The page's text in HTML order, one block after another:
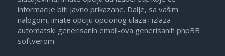
informacije biti javno prikazane. Dalje, sa vašim
nalogom, imate opciju opcionog ulaza i izlaza
automatski generisanih email-ova generisanih phpBB
softverom.